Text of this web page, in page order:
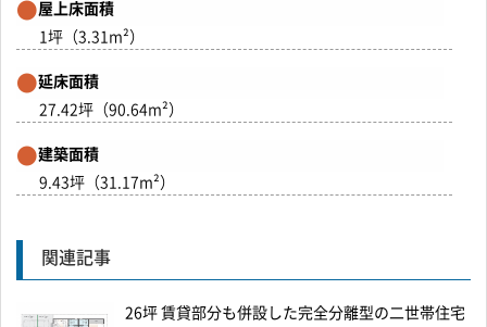
屋上床面積
1坪（3.31m²）
延床面積
27.42坪（90.64m²）
建築面積
9.43坪（31.17m²）
関連記事
26坪 賃貸部分も併設した完全分離型の二世帯住宅